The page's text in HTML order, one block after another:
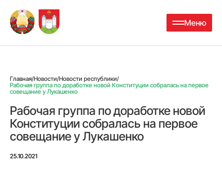
Меню
Главная/Новости/Новости республики/
Рабочая группа по доработке новой Конституции собралась на первое
совещание у Лукашенко
Рабочая группа по доработке новой
Конституции собралась на первое
совещание у Лукашенко
25.10.2021